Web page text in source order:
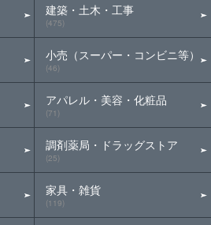
建築・土木・工事
(475)
小売（スーパー・コンビニ等）
(46)
アパレル・美容・化粧品
(71)
調剤薬局・ドラッグストア
(25)
家具・雑貨
(119)